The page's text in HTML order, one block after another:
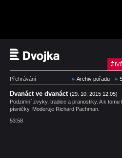
Přehrávání Archiv pořadu |
Dvanáct ve dvanáct (29. 10. 2015 12:05)
Podzimní zvyky, tradice a pranostiky. A k tomu
písničky. Moderuje Richard Pachman.
53:58